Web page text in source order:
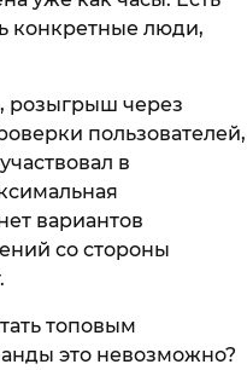
конкретные люди,
розыгрыш через
пользователей,
в
вариантов
со стороны
топовым
это невозможно?